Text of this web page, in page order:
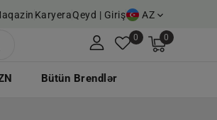
KaryeraQeyd | Giriş AZ
0 0
Bütün Brendlər